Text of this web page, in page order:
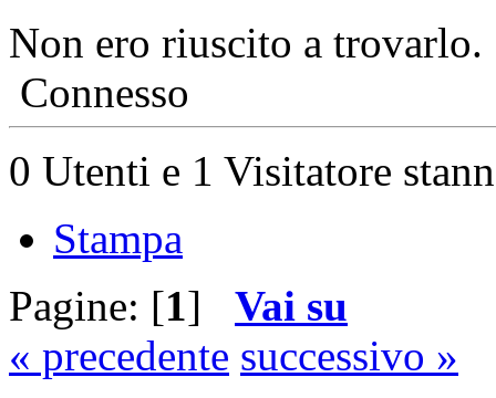
Non ero riuscito a
Connesso
0 Utenti e 1 Visitatore
Stampa
Pagine: [1] Vai su
« precedente successivo »